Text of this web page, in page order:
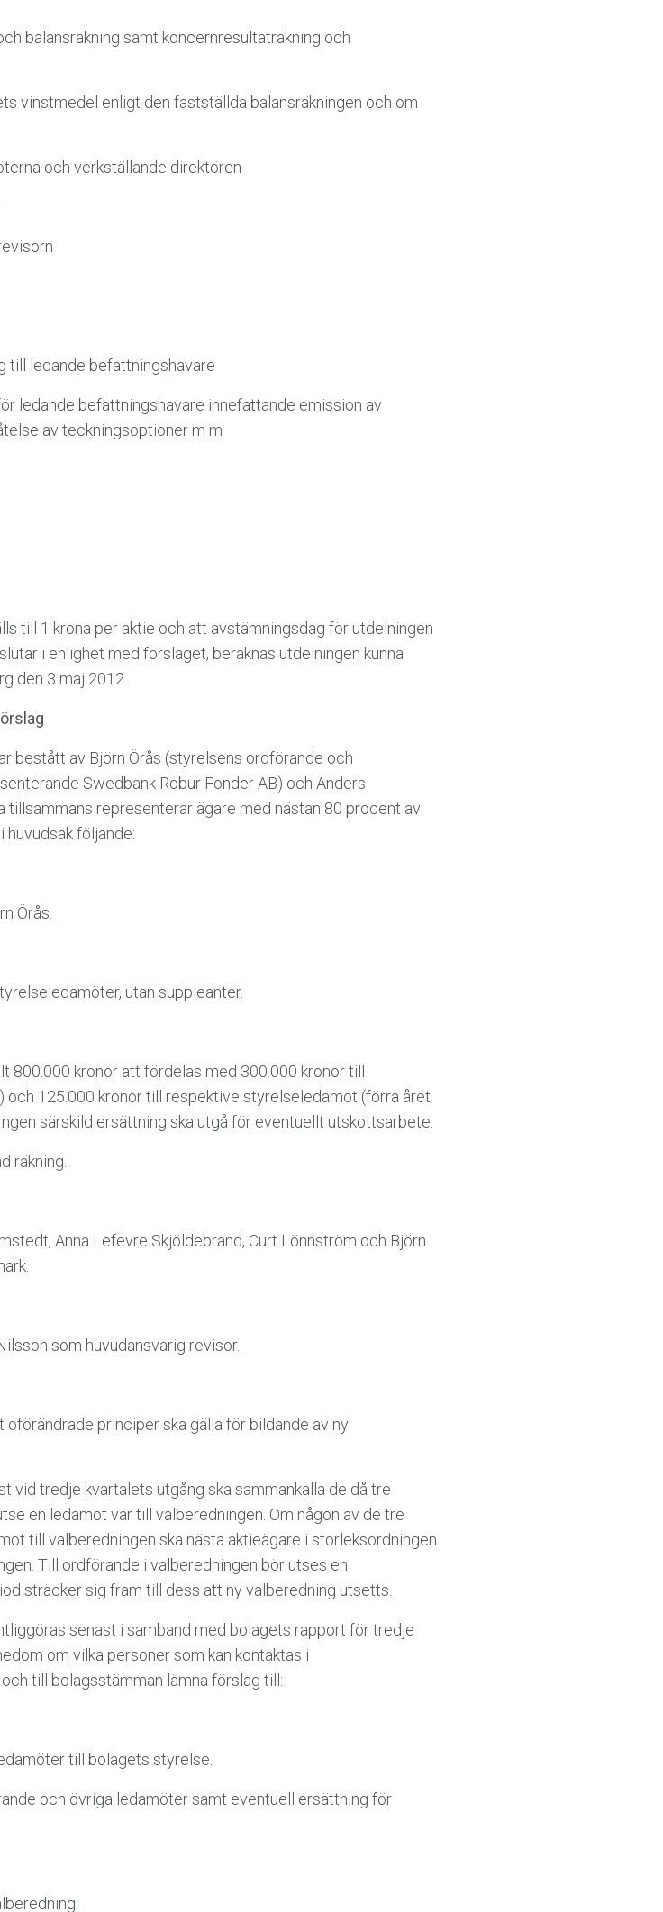
balansräkning samt koncernresultaträkning och
vinstmedel enligt den fastställda balans­räkningen och om
och verkställande direktören
till ledande befattningshavare
ledande befattningshavare innefattande emission av
av teckningsoptioner m m
till 1 krona per aktie och att avstämnings­dag för utdelningen
i enlighet med förslaget, beräknas utdelningen kunna
den 3 maj 2012.
bestått av Björn Örås (styrelsens ordförande och
Swedbank Robur Fonder AB) och Anders
representerar ägare med nästan 80 procent av
följande:
Örås.
utan suppleanter.
kronor att fördelas med 300.000 kronor till
125.000 kronor till respektive styrelseledamot (förra året
särskild ersättning ska utgå för eventuellt utskottsarbete.
räkning.
Anna Lefevre Skjöldebrand, Curt Lönnström och Björn
som huvudansvarig revisor.
principer ska gälla för bildande av ny
tredje kvartalets utgång ska sammankalla de då tre
en ledamot var till valbered­ningen. Om någon av de tre
till valbered­ningen ska nästa aktieägare i storleksordningen
Till ordförande i valberedningen bör utses en
sträcker sig fram till dess att ny valberedning utsetts.
senast i samband med bolagets rapport för tredje
om vilka personer som kan kontaktas i
till bolagsstämman lämna förslag till:
till bolagets styrelse.
och övriga ledamöter samt eventuell ersättning för